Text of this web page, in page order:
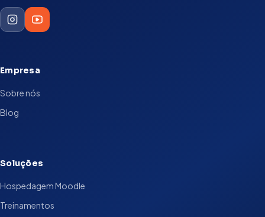
Empresa
Sobre nós
Blog
Soluções
Hospedagem Moodle
Treinamentos